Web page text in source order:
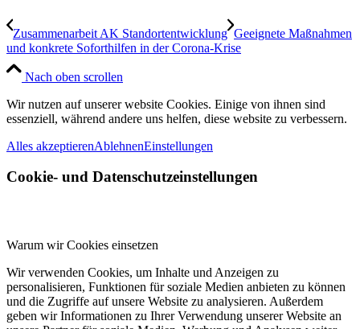
Zusammenarbeit AK Standortentwicklung Geeignete Maßnahmen
und konkrete Soforthilfen in der Corona-Krise
Nach oben scrollen
Wir nutzen auf unserer website Cookies. Einige von ihnen sind
essenziell, während andere uns helfen, diese website zu verbessern.
Alles akzeptierenAblehnenEinstellungen
Cookie- und Datenschutzeinstellungen
Warum wir Cookies einsetzen
Wir verwenden Cookies, um Inhalte und Anzeigen zu
personalisieren, Funktionen für soziale Medien anbieten zu können
und die Zugriffe auf unsere Website zu analysieren. Außerdem
geben wir Informationen zu Ihrer Verwendung unserer Website an